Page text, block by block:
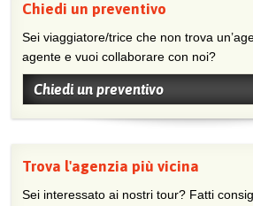
Chiedi un preventivo
Sei viaggiatore/trice che non trova un’agenzia vicina o sei
agente e vuoi collaborare con noi?
Chiedi un preventivo
Trova l'agenzia più vicina
Sei interessato ai nostri tour? Fatti